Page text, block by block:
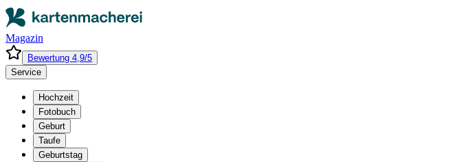
Magazin
Bewertung 4,9/5
Service
Hochzeit
Fotobuch
Geburt
Taufe
Geburtstag